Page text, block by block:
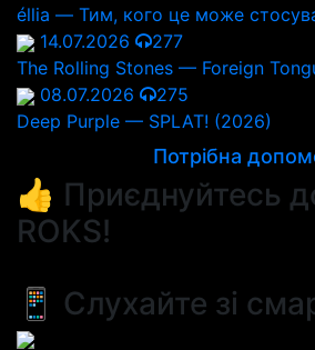
éllia — Тим, кого це може
14.07.2026
277
The Rolling Stones — Foreign
08.07.2026
275
Deep Purple — SPLAT! (2026)
Потрібна
👍 Приєднуйтесь
ROKS!
📱 Слухайте зі